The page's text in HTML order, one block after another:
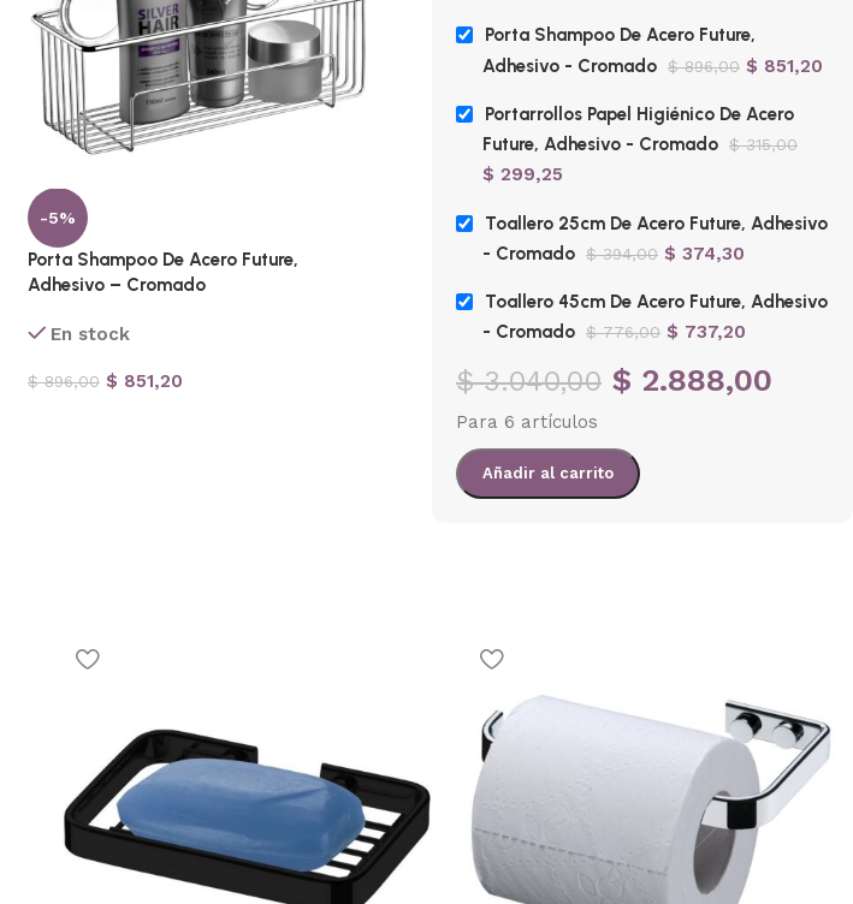
-5%
Porta Shampoo De Acero Future,
Adhesivo – Cromado
En stock
$896,00 $ 851,20
-5%
Portarrollos Papel Higiénico De Acero
En stock
315,00 $299,25
-5%
Porta Shampoo De Acero Future,
Adhesivo - Cromado $896,00 $ 851,20
Portarrollos Papel Higiénico De Acero
Future, Adhesivo - Cromado $315,00
$ 299,25
Toallero 25cm De Acero Future, Adhesivo
- Cromado $394,00 $ 374,30
Toallero 45cm De Acero Future, Adhesivo
- Cromado $776,00 $ 737,20
$3.040,00 $ 2.888,00
Para 6 artículos
Añadir al carrito